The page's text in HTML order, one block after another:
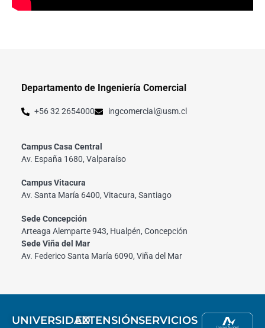
Departamento de Ingeniería Comercial
+56 32 2654000 ingcomercial@usm.cl
Campus Casa Central
Av. España 1680, Valparaíso
Campus Vitacura
Av. Santa María 6400, Vitacura, Santiago
Sede Concepción
Arteaga Alemparte 943, Hualpén, Concepción
Sede Viña del Mar
Av. Federico Santa María 6090, Viña del Mar
UNIVERSIDADEXTENSIÓNSERVICIOS